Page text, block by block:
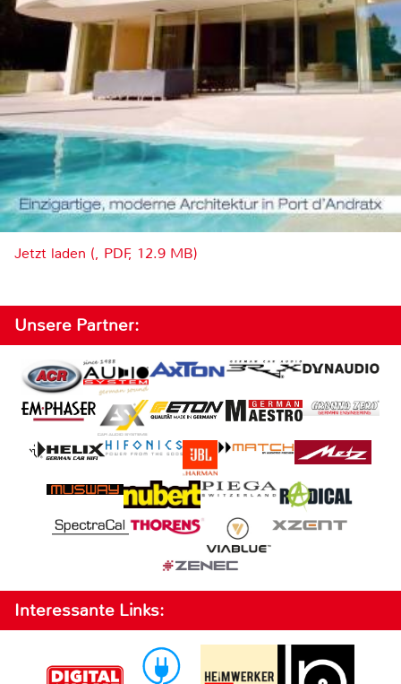
Jetzt laden (, PDF, 12.9 MB)
Unsere Partner:
Interessante Links: